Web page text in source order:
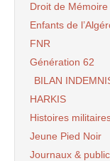
Droit de Mémoire
Enfants de
FNR
Génération 62
BILAN
HARKIS
Histoires
Jeune Pied Noir
Journaux &